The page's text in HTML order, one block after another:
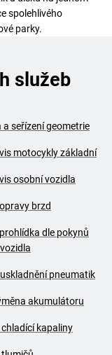
spolehlivého
parky.
služeb
a seřízení geometrie
motocykly základní
osobní vozidla
brzd
dle pokynů
pneumatik
akumulátoru
kapaliny